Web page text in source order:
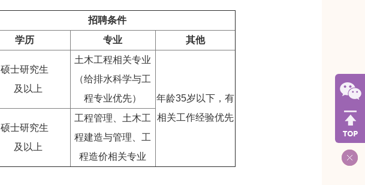
招聘条件
学历
专业 其他
硕士研究生
及以上
土木工程相关专业
（给排水科学与工
程专业优先）
年龄35岁以下，有
相关工作经验优先
硕士研究生
及以上
工程管理、土木工
程建造与管理、工
程造价相关专业